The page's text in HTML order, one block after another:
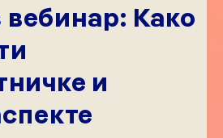
Како
и